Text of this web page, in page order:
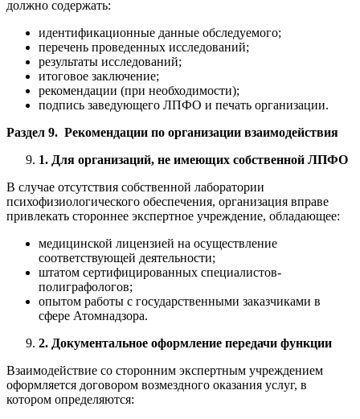
должно содержать:
идентификационные данные обследуемого;
перечень проведенных исследований;
результаты исследований;
итоговое заключение;
рекомендации (при необходимости);
подпись заведующего ЛПФО и печать организации.
Раздел 9. Рекомендации по организации взаимодействия
1. Для организаций, не имеющих собственной ЛПФО
В случае отсутствия собственной лаборатории
психофизиологического обеспечения, организация вправе
привлекать стороннее экспертное учреждение, обладающее:
медицинской лицензией на осуществление
соответствующей деятельности;
штатом сертифицированных специалистов-
полиграфологов;
опытом работы с государственными заказчиками в
сфере Атомнадзора.
2. Документальное оформление передачи функции
Взаимодействие со сторонним экспертным учреждением
оформляется договором возмездного оказания услуг, в
котором определяются: